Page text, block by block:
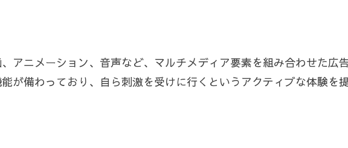
アニメーション、音声など、マルチメディア要素を組み合わせた広告
が備わっており、自ら刺激を受けに行くというアクティブな体験を提